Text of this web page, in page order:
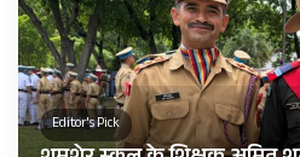
Editor's Pick